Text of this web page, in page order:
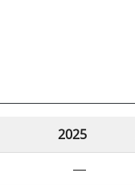
2025
—